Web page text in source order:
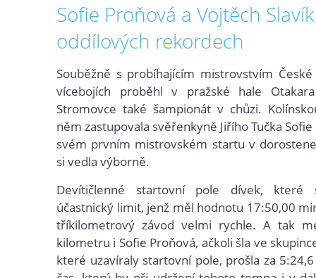
Sofie Proňová a Vojtěch
oddílových rekordech
Souběžně s probíhajícím mistrovstvím
vícebojích proběhl v pražské hale
Stromovce také šampionát v chůzi.
něm zastupovala svěřenkyně Jiřího Tučka
svém prvním mistrovském startu v
si vedla výborně.
Devítičlenné startovní pole dívek, které
účastnický limit, jenž měl hodnotu 17:50,00
tříkilometrový závod velmi rychle. A tak
kilometru i Sofie Proňová, ačkoli šla ve
které uzavíraly startovní pole, prošla za